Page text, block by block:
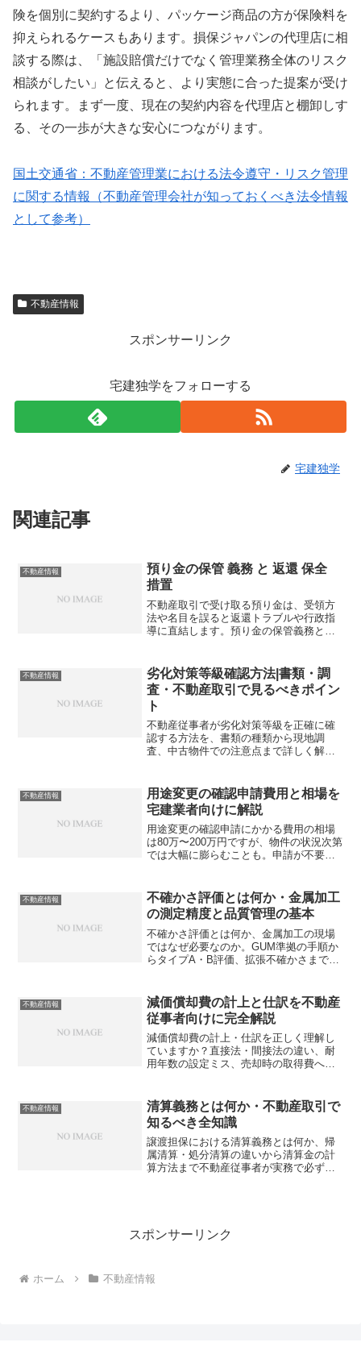
険を個別に契約するより、パッケージ商品の方が保険料を
抑えられるケースもあります。損保ジャパンの代理店に相
談する際は、「施設賠償だけでなく管理業務全体のリスク
相談がしたい」と伝えると、より実態に合った提案が受け
られます。まず一度、現在の契約内容を代理店と棚卸しす
る、その一歩が大きな安心につながります。
国土交通省：不動産管理業における法令遵守・リスク管理
に関する情報（不動産管理会社が知っておくべき法令情報
として参考）
不動産情報
スポンサーリンク
宅建独学をフォローする
宅建独学
関連記事
不動産情報
預り金の保管 義務 と 返還 保全
措置
不動産取引で受け取る預り金は、受領方
法や名目を誤ると返還トラブルや行政指
導に直結します。預り金の保管義務と実
不動産情報
劣化対策等級確認方法|書類・調
査・不動産取引で見るべきポイン
ト
不動産従事者が劣化対策等級を正確に確
認する方法を、書類の種類から現地調
査、中古物件での注意点まで詳しく解説
不動産情報
用途変更の確認申請費用と相場を
宅建業者向けに解説
用途変更の確認申請にかかる費用の相場
は80万〜200万円ですが、物件の状況次第
では大幅に膨らむことも。申請が不要な
説します。知らないと損する情報が満載
ですが、正しく把握できていますか？
不動産情報
不確かさ評価とは何か・金属加工
の測定精度と品質管理の基本
不確かさ評価とは何か、金属加工の現場
ではなぜ必要なのか。GUM準拠の手順か
らタイプA・B評価、拡張不確かさまでを
不動産情報
減価償却費の計上と仕訳を不動産
従事者向けに完全解説
減価償却費の計上・仕訳を正しく理解し
ていますか？直接法・間接法の違い、耐
用年数の設定ミス、売却時の取得費への
底解説します。
不動産情報
清算義務とは何か・不動産取引で
知るべき全知識
譲渡担保における清算義務とは何か、帰
属清算・処分清算の違いから清算金の計
算方法まで不動産従事者が実務で必ず押
スポンサーリンク
ホーム 不動産情報